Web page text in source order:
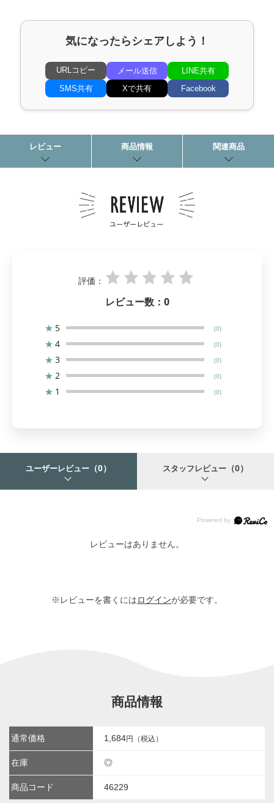
気になったらシェアしよう！
URLコピー メール送信
LINE共有
SMS共有
Xで共有 Facebook
レビュー 商品情報 関連商品
評価：
レビュー数： 0
★ 5 (0)
★ 4 (0)
★ 3 (0)
★ 2 (0)
★ 1 (0)
ユーザーレビュー （0） スタッフレビュー （0）
レビューはありません。
※レビューを書くにはログインが必要です。
商品情報
通常価格 1,684円（税込）
在庫 ◎
商品コード 46229